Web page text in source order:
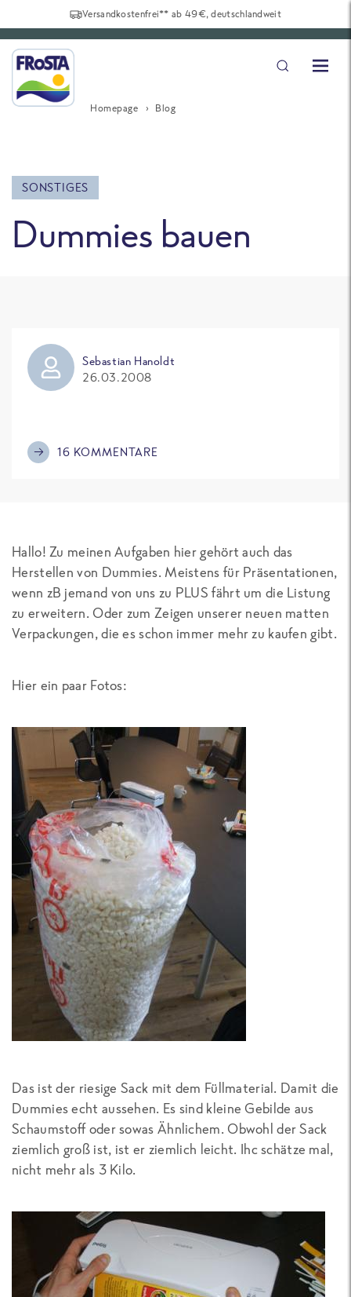
Versandkostenfrei** ab 49€, deutschlandweit
Homepage Blog
SONSTIGES
Dummies bauen
Sebastian Hanoldt
26.03.2008
16 KOMMENTARE
Hallo! Zu meinen Aufgaben hier gehört auch das
Herstellen von Dummies. Meistens für Präsentationen,
wenn zB jemand von uns zu PLUS fährt um die Listung
zu erweitern. Oder zum Zeigen unserer neuen matten
Verpackungen, die es schon immer mehr zu kaufen gibt.
Hier ein paar Fotos:
Das ist der riesige Sack mit dem Füllmaterial. Damit die
Dummies echt aussehen. Es sind kleine Gebilde aus
Schaumstoff oder sowas Ähnlichem. Obwohl der Sack
ziemlich groß ist, ist er ziemlich leicht. Ihc schätze mal,
nicht mehr als 3 Kilo.